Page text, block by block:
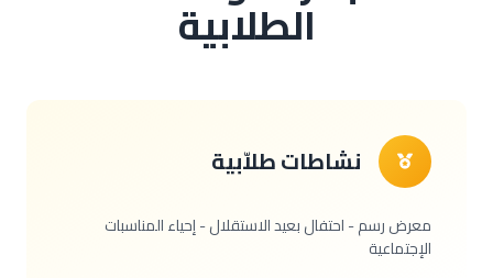
الطلابية
نشاطات طلاّبية
معرض رسم - احتفال بعيد الاستقلال - إحياء المناسبات
الإجتماعية